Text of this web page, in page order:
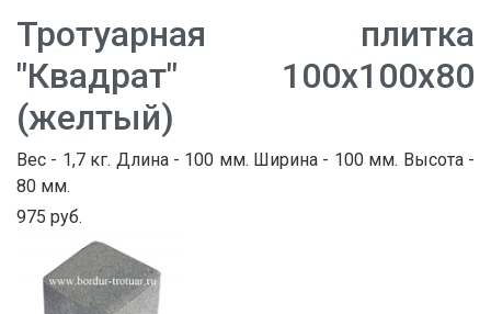
Тротуарная плитка
"Квадрат" 100х100х80
(желтый)
Вес - 1,7 кг. Длина - 100 мм. Ширина - 100 мм. Высота -
80 мм.
975 руб.